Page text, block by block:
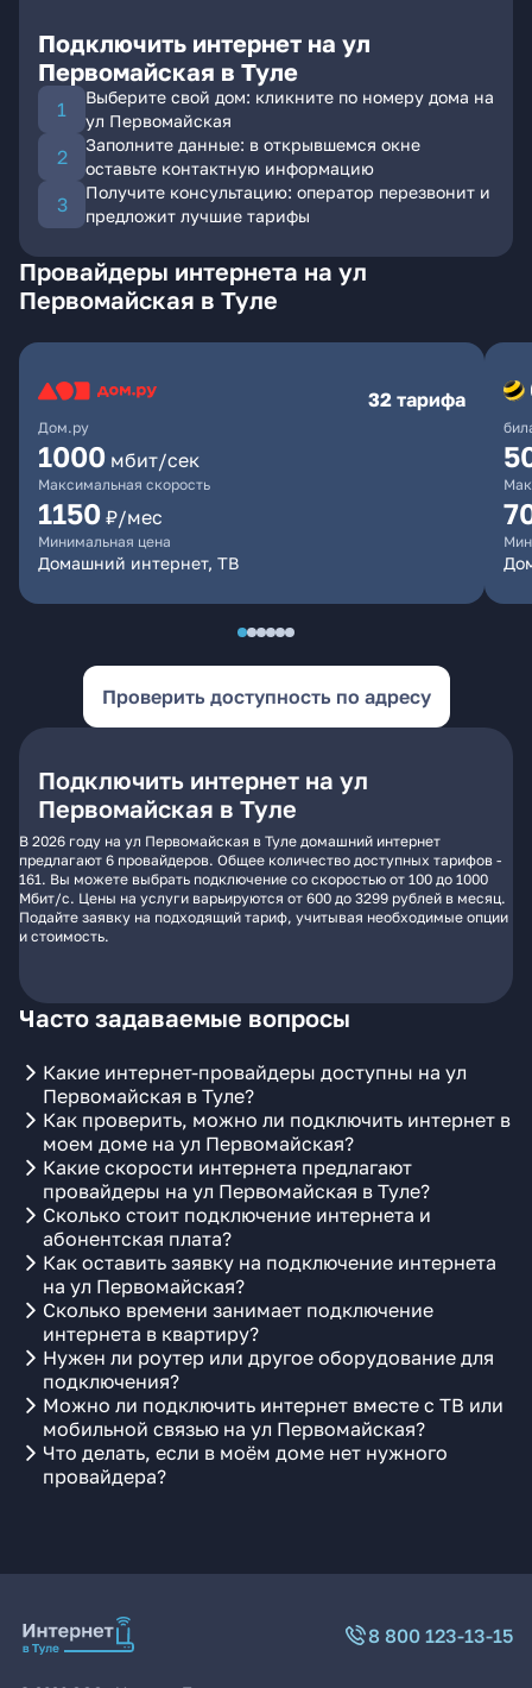
Подключить интернет на ул
Первомайская в Туле
Выберите свой дом: кликните по номеру дома на
ул Первомайская
Заполните данные: в открывшемся окне
оставьте контактную информацию
Получите консультацию: оператор перезвонит и
предложит лучшие тарифы
Провайдеры интернета на ул
Первомайская в Туле
Дом.ру
32 тарифа
1000 мбит/сек
Максимальная скорость
1150 ₽/мес
Минимальная цена
Домашний интернет, ТВ
Проверить доступность по адресу
Подключить интернет на ул
Первомайская в Туле
В 2026 году на ул Первомайская в Туле домашний интернет
предлагают 6 провайдеров. Общее количество доступных тарифов -
161. Вы можете выбрать подключение со скоростью от 100 до 1000
Мбит/с. Цены на услуги варьируются от 600 до 3299 рублей в месяц.
Подайте заявку на подходящий тариф, учитывая необходимые опции
и стоимость.
Часто задаваемые вопросы
Какие интернет-провайдеры доступны на ул
Первомайская в Туле?
Как проверить, можно ли подключить интернет в
моем доме на ул Первомайская?
Какие скорости интернета предлагают
провайдеры на ул Первомайская в Туле?
Сколько стоит подключение интернета и
абонентская плата?
Как оставить заявку на подключение интернета
на ул Первомайская?
Сколько времени занимает подключение
интернета в квартиру?
Нужен ли роутер или другое оборудование для
подключения?
Можно ли подключить интернет вместе с ТВ или
мобильной связью на ул Первомайская?
Что делать, если в моём доме нет нужного
провайдера?
8 800 123-13-15